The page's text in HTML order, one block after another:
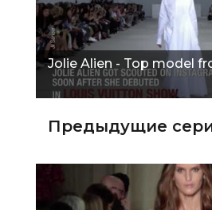
Jolie Alien - Top model
Предыдущие